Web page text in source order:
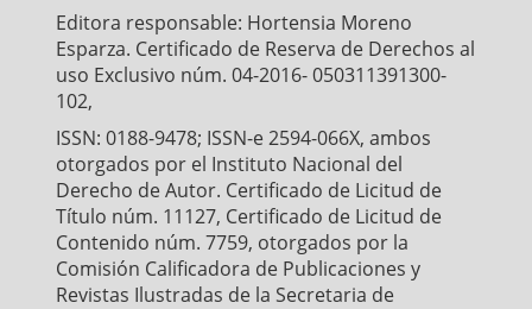
Editora responsable: Hortensia Moreno
Esparza. Certificado de Reserva de Derechos al
uso Exclusivo núm. 04-2016- 050311391300-
102,
ISSN: 0188-9478; ISSN-e 2594-066X, ambos
otorgados por el Instituto Nacional del
Derecho de Autor. Certificado de Licitud de
Título núm. 11127, Certificado de Licitud de
Contenido núm. 7759, otorgados por la
Comisión Calificadora de Publicaciones y
Revistas Ilustradas de la Secretaria de